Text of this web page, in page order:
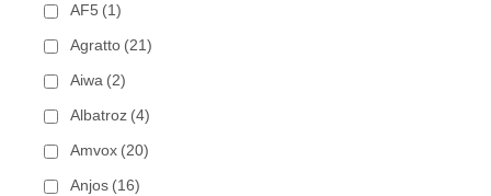
AF5 (1)
Agratto (21)
Aiwa (2)
Albatroz (4)
Amvox (20)
Anjos (16)